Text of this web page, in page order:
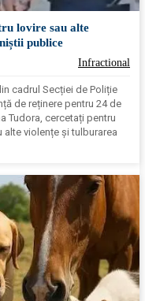
lovire sau alte
publice
Infractional
cadrul Secției de Poliție
de reținere pentru 24 de
Tudora, cercetați pentru
violențe și tulburarea